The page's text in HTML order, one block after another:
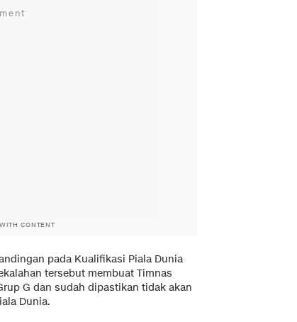
CONTENT
pada Kualifikasi Piala Dunia
tersebut membuat Timnas
G dan sudah dipastikan tidak akan
Dunia.